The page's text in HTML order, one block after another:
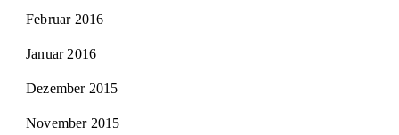
Februar 2016
Januar 2016
Dezember 2015
November 2015